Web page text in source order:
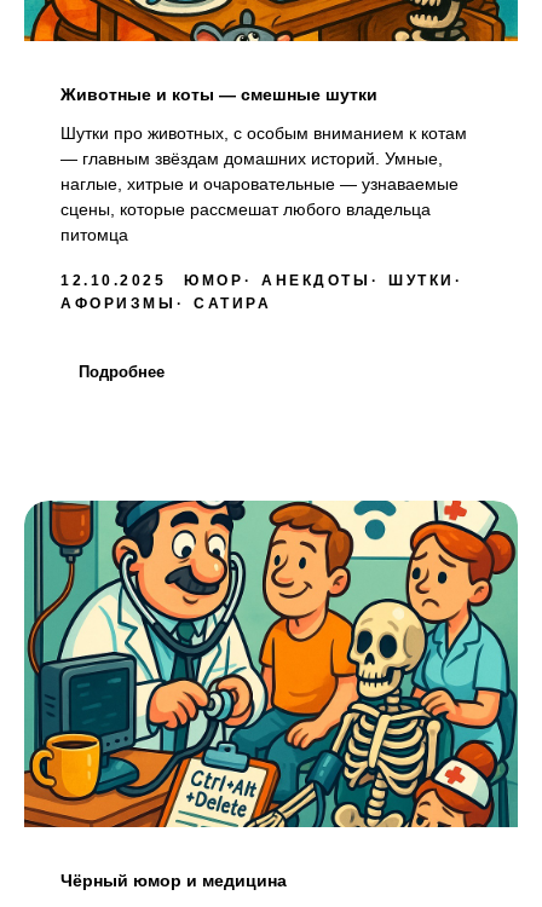
Животные и коты — смешные шутки
Шутки про животных, с особым вниманием к котам
— главным звёздам домашних историй. Умные,
наглые, хитрые и очаровательные — узнаваемые
сцены, которые рассмешат любого владельца
питомца
12.10.2025 ЮМОР АНЕКДОТЫ
ШУТКИ
АФОРИЗМЫ
САТИРА
Подробнее
Чёрный юмор и медицина